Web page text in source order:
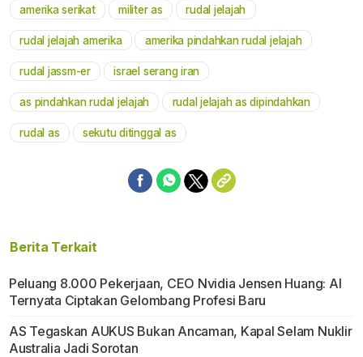
amerika serikat militer as rudal jelajah
rudal jelajah amerika amerika pindahkan rudal jelajah
rudal jassm-er israel serang iran
as pindahkan rudal jelajah rudal jelajah as dipindahkan
rudal as sekutu ditinggal as
Berita Terkait
Peluang 8.000 Pekerjaan, CEO Nvidia Jensen Huang: AI
Ternyata Ciptakan Gelombang Profesi Baru
AS Tegaskan AUKUS Bukan Ancaman, Kapal Selam Nuklir
Australia Jadi Sorotan